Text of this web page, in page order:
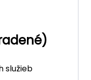
služieb